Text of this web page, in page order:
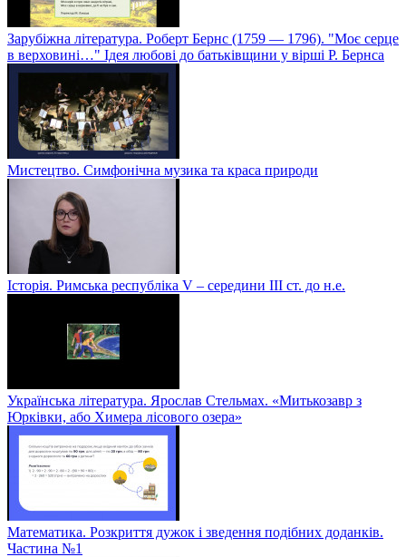
Зарубіжна література. Роберт Бернс (1759 — 1796). "Моє серце
в верховині…" Ідея любові до батьківщини у вірші Р. Бернса
Мистецтво. Симфонічна музика та краса природи
Історія. Римська республіка V – середини ІІІ ст. до н.е.
Українська література. Ярослав Стельмах. «Митькозавр з
Юрківки, або Химера лісового озера»
Математика. Розкриття дужок і зведення подібних доданків.
Частина №1